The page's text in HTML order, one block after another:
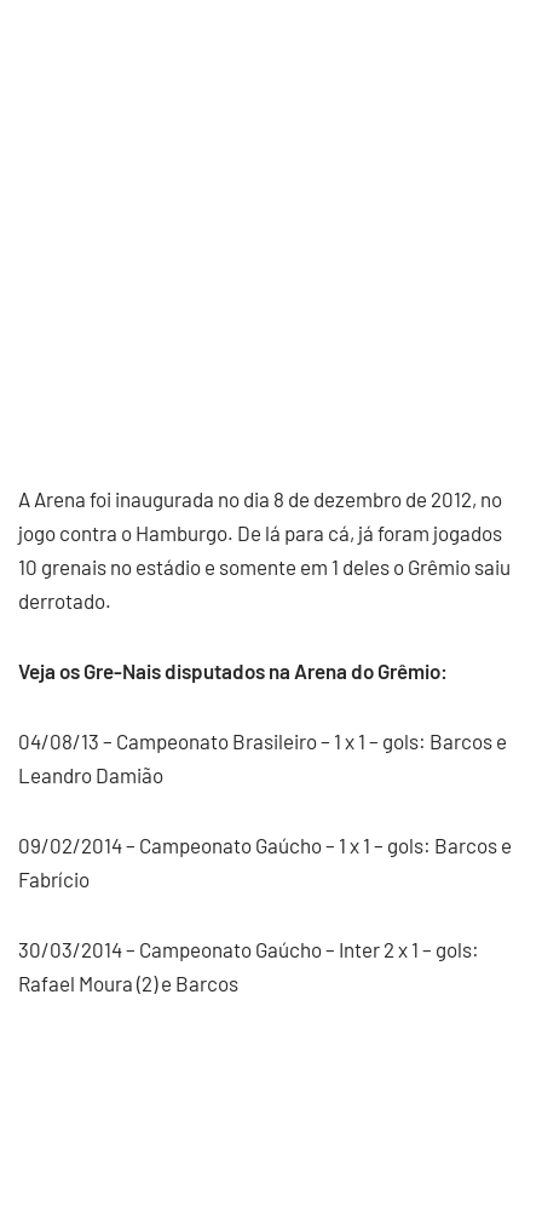
A Arena foi inaugurada no dia 8 de dezembro de 2012, no
jogo contra o Hamburgo. De lá para cá, já foram jogados
10 grenais no estádio e somente em 1 deles o Grêmio saiu
derrotado.
Veja os Gre-Nais disputados na Arena do Grêmio:
04/08/13 – Campeonato Brasileiro – 1 x 1 – gols: Barcos e
Leandro Damião
09/02/2014 – Campeonato Gaúcho – 1 x 1 – gols: Barcos e
Fabrício
30/03/2014 – Campeonato Gaúcho – Inter 2 x 1 – gols:
Rafael Moura (2) e Barcos